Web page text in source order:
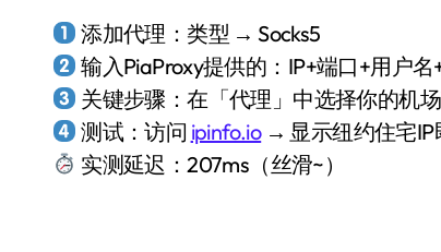
添加代理：类型 → Socks5
输入PiaProxy提供的：IP+端口+用户名
关键步骤：在「代理」中选择你的机
测试：访问 ipinfo.io→ 显示纽约住宅IP
实测延迟：207ms（丝滑~）